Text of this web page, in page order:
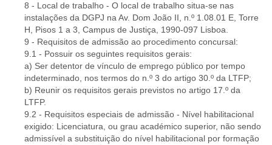
8 - Local de trabalho - O local de trabalho situa-se nas
instalações da DGPJ na Av. Dom João II, n.º 1.08.01 E, Torre
H, Pisos 1 a 3, Campus de Justiça, 1990-097 Lisboa.
9 - Requisitos de admissão ao procedimento concursal:
9.1 - Possuir os seguintes requisitos gerais:
a) Ser detentor de vínculo de emprego público por tempo
indeterminado, nos termos do n.º 3 do artigo 30.º da LTFP;
b) Reunir os requisitos gerais previstos no artigo 17.º da
LTFP.
9.2 - Requisitos especiais de admissão - Nível habilitacional
exigido: Licenciatura, ou grau académico superior, não sendo
admissível a substituição do nível habilitacional por formação